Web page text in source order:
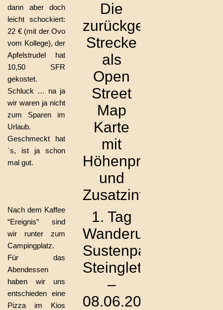
dann aber doch
leicht schockiert:
22 € (mit der Ovo
vom Kollege), der
Apfelstrudel hat
10,50 SFR
gekostet.
Schluck … na ja
wir waren ja nicht
zum Sparen im
Urlaub.
Geschmeckt hat
´s, ist ja schon
mal gut.
Nach dem Kaffee
“Ereignis” sind
wir runter zum
Campingplatz.
Für das
Abendessen
haben wir uns
entschieden eine
Pizza im Kios
Die
zurückgelegte
Strecke
als
Open
Street
Map
Karte
mit
Höhenprofil
und
Zusatzinfos
1. Tag
Wanderung
Sustenpass
Steingletscher
–
08.06.2023